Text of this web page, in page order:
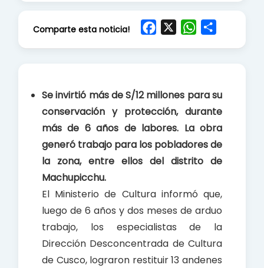
Comparte esta noticia!
b
o
k
W
p
p
Se invirtió más de S/12 millones para su
conservación y protección, durante
más de 6 años de labores. La obra
generó trabajo para los pobladores de
la zona, entre ellos del distrito de
Machupicchu.
El Ministerio de Cultura informó que,
luego de 6 años y dos meses de arduo
trabajo, los especialistas de la
Dirección Desconcentrada de Cultura
de Cusco, lograron restituir 13 andenes